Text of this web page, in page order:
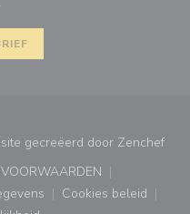
gecreëerd door Zenchef
venster))
((opent in een nieuw
nieuw venster))
Cookies beleid
((opent in